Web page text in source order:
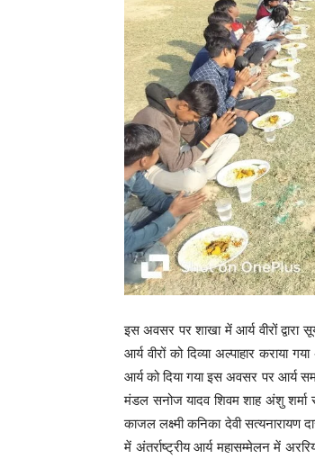
इस अवसर पर शाखा में आर्य वीरों
आर्य वीरों को दिव्या अल्पाहार कराया
आर्य को दिया गया इस अवसर पर आर्य
मंडल सनोज यादव शिवम शाह अंशु शर्मा
काजल लक्ष्मी कनिका देवी सत्यनारायण
में अंतर्राष्ट्रीय आर्य महासम्मेलन में